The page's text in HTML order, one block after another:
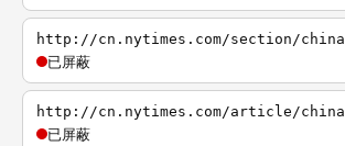
http://cn.nytimes.com/section/china
已屏蔽
http://cn.nytimes.com/article/china
已屏蔽